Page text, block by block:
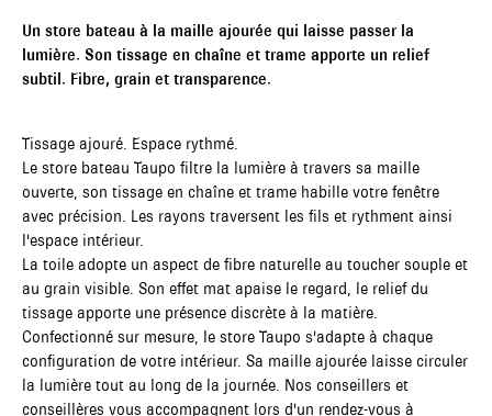
Un store bateau à la maille ajourée qui laisse passer la
lumière. Son tissage en chaîne et trame apporte un relief
subtil. Fibre, grain et transparence.
Tissage ajouré. Espace rythmé.
Le store bateau Taupo filtre la lumière à travers sa maille
ouverte, son tissage en chaîne et trame habille votre fenêtre
avec précision. Les rayons traversent les fils et rythment ainsi
l'espace intérieur.
La toile adopte un aspect de fibre naturelle au toucher souple et
au grain visible. Son effet mat apaise le regard, le relief du
tissage apporte une présence discrète à la matière.
Confectionné sur mesure, le store Taupo s'adapte à chaque
configuration de votre intérieur. Sa maille ajourée laisse circuler
la lumière tout au long de la journée. Nos conseillers et
conseillères vous accompagnent lors d'un rendez-vous à